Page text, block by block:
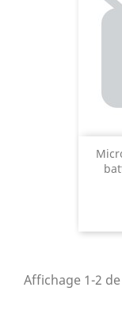
Affichage 1-2